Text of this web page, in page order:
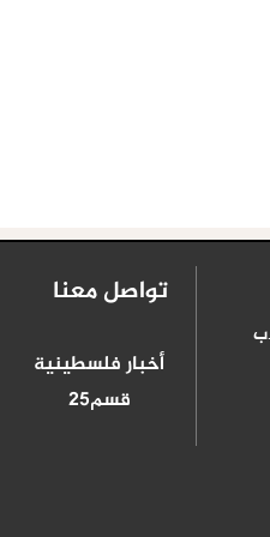
تواصل معنا
أخبار فلسطينية
قسم25